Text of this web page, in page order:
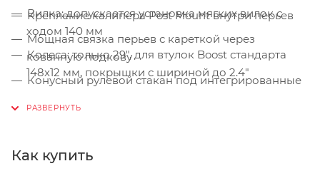
Крепление калипера Post Mount внутри перьев
Мощная связка перьев с кареткой через
кованную подкову
Конусный рулевой стакан под интегрированные
Плоские верхние перья без перемычки и
Вилка: допускается установка мягких вилок с
ходом 140 мм
Колеса: только 29", для втулок Boost стандарта
148х12 мм, покрышки с шириной до 2.4"
интегрированные подшипники, IS 42\52 мм
чашками, стандарт BSA, ширина 73 мм
Как купить